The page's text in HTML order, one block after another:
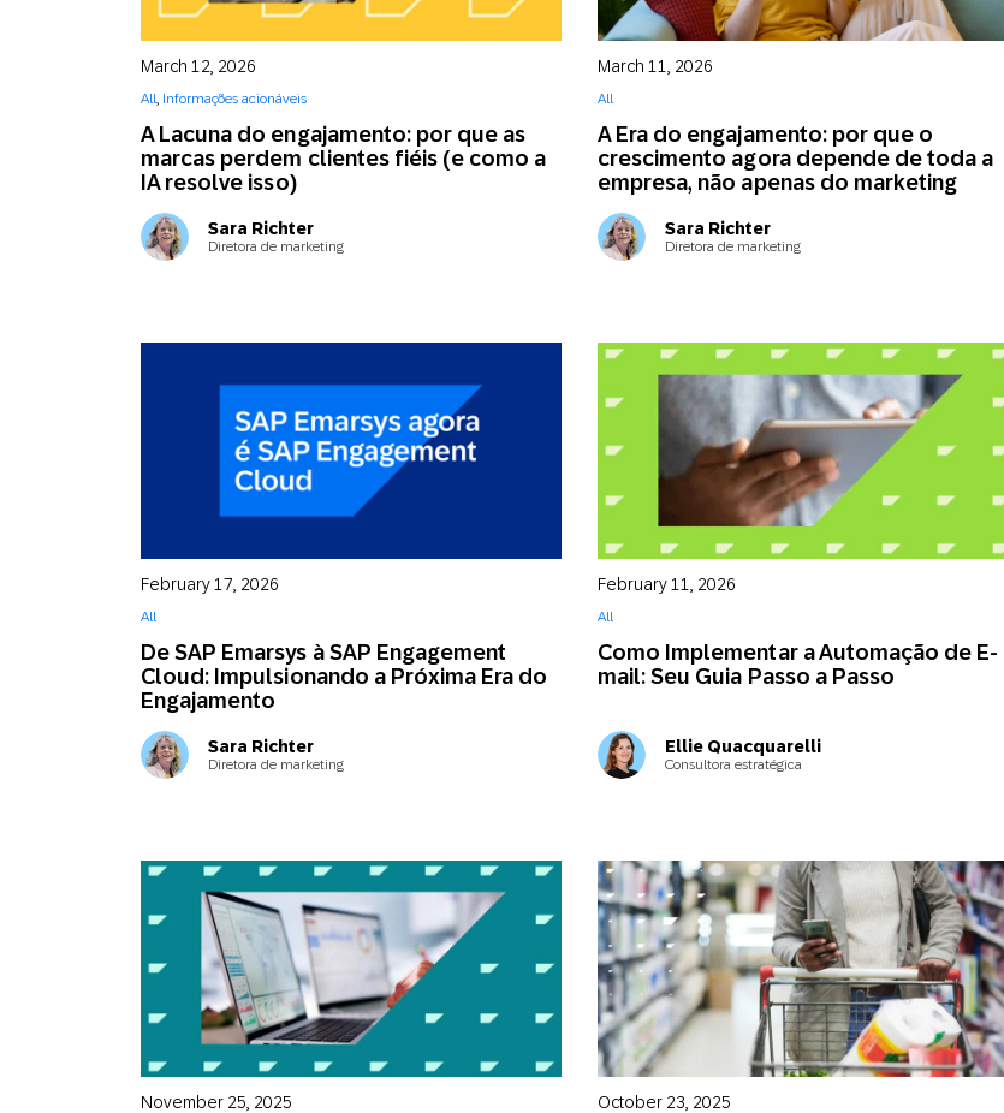
A Lacuna do engajamento: por que as
marcas perdem clientes fiéis (e como a
IA resolve isso)
March 12, 2026
All, Informações acionáveis
Sara Richter
Diretora de marketing
A Era do engajamento: por que o
crescimento agora depende de toda a
empresa, não apenas do marketing
March 11, 2026
All
Sara Richter
Diretora de marketing
De SAP Emarsys à SAP Engagement
Cloud: Impulsionando a Próxima Era do
Engajamento
February 17, 2026
All
Sara Richter
Diretora de marketing
Como Implementar a Automação de E-
mail: Seu Guia Passo a Passo
February 11, 2026
All
Ellie Quacquarelli
Consultora estratégica
November 25, 2025 October 23, 2025